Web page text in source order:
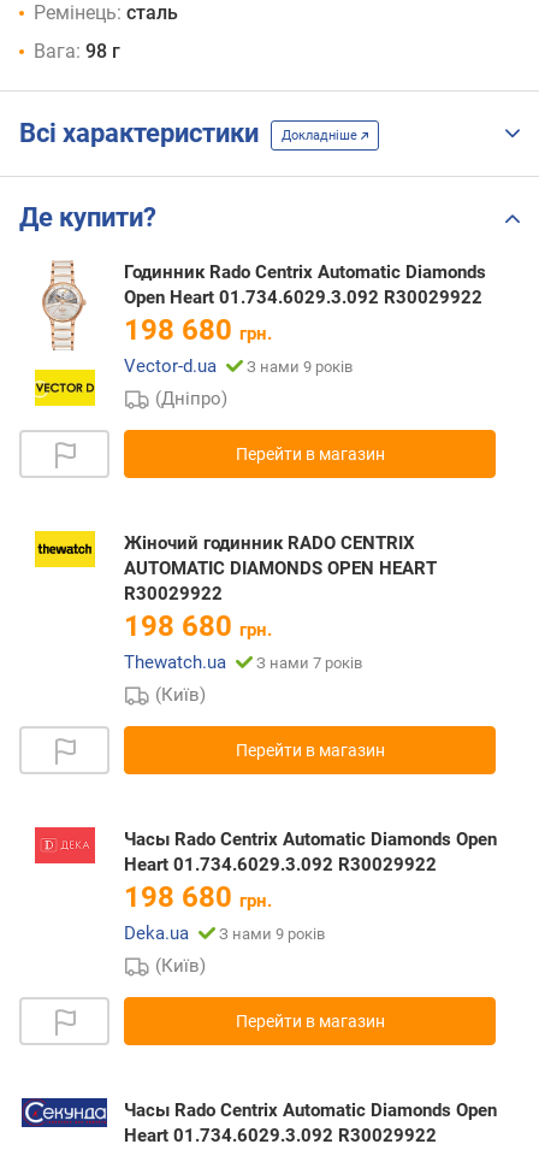
Ремінець: сталь
Вага: 98 г
Всі характеристики Докладніше
Де купити?
Годинник Rado Centrix Automatic Diamonds
Open Heart 01.734.6029.3.092 R30029922
198 680 грн.
Vector-d.ua
З нами 9 років
(Дніпро)
Перейти в магазин
Жіночий годинник RADO CENTRIX
AUTOMATIC DIAMONDS OPEN HEART
R30029922
198 680 грн.
Thewatch.ua
З нами 7 років
(Київ)
Перейти в магазин
Часы Rado Centrix Automatic Diamonds Open
Heart 01.734.6029.3.092 R30029922
198 680 грн.
Deka.ua
З нами 9 років
(Київ)
Перейти в магазин
Часы Rado Centrix Automatic Diamonds Open
Heart 01.734.6029.3.092 R30029922